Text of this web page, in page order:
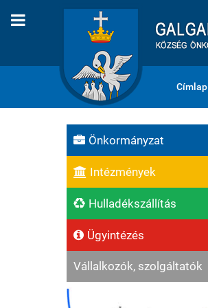
Címlap
Önkormányzat
Intézmények
Hulladékszállítás
Ügyintézés
Vállalkozók, szolgáltatók